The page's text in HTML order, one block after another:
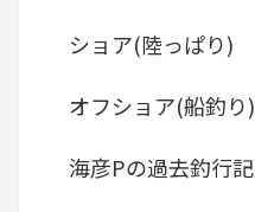
ショア(陸っぱり)
オフショア(船釣り)
海彦Pの過去釣行記